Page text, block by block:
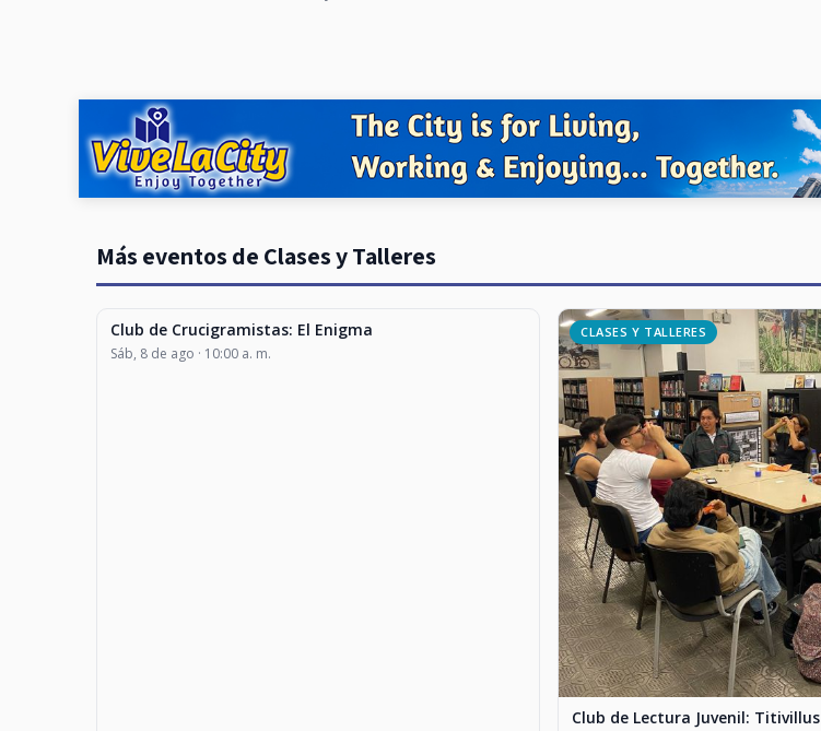
Más eventos de Clases y Talleres
CLASES Y TALLERES
Club de Crucigramistas: El Enigma
Sáb, 8 de ago · 10:00 a. m.
CLASES Y TALLERES
Club de Lectura Juvenil: Titivillus